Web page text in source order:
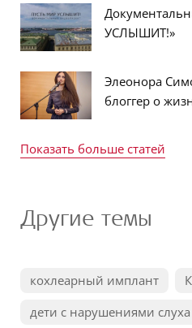
УСЛЫШИТ!»
Элеонора
блоггер о
Показать больше статей
Другие темы
кохлеарный имплант
дети с нарушениями слуха